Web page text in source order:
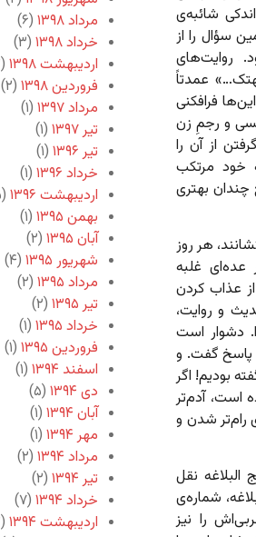
شائبه‌ی
سؤال را از
روایت‌های
عمدتاً
فرافکنی
و رجمِ زن
از آن را
خود مرتکب
بهتری
هر روز
عده‌ای غلبه
عذاب کردن
و روایت،
دشوار است
پاسخ گفت. و
بودیم! اگر
است، آدم‌تر
رام‌تر شدن و
نقل
شماره‌ی
را نیز
مرداد ۱۳۹۸
(۶)
خرداد ۱۳۹۸
(۳)
اردیبهشت ۱۳۹۸
(۳)
فروردین ۱۳۹۸
(۲)
مرداد ۱۳۹۷
(۱)
تیر ۱۳۹۷
(۱)
تیر ۱۳۹۶
(۱)
خرداد ۱۳۹۶
(۱)
اردیبهشت ۱۳۹۶
(۵)
بهمن ۱۳۹۵
(۱)
آبان ۱۳۹۵
(۲)
شهریور ۱۳۹۵
(۴)
مرداد ۱۳۹۵
(۲)
تیر ۱۳۹۵
(۲)
خرداد ۱۳۹۵
(۱)
فروردین ۱۳۹۵
(۱)
اسفند ۱۳۹۴
(۱)
دی ۱۳۹۴
(۵)
آبان ۱۳۹۴
(۱)
مهر ۱۳۹۴
(۱)
مرداد ۱۳۹۴
(۲)
تیر ۱۳۹۴
(۲)
خرداد ۱۳۹۴
(۷)
اردیبهشت ۱۳۹۴
(۲)